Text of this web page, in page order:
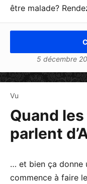
être malade?
5 décembre
Vu
Quand
parlent
… et bien ça donne
commence à faire